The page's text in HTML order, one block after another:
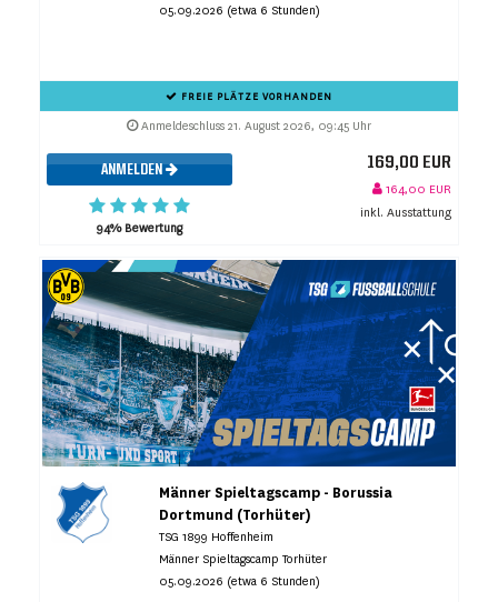
05.09.2026 (etwa 6 Stunden)
FREIE PLÄTZE VORHANDEN
Anmeldeschluss 21. August 2026, 09:45 Uhr
ANMELDEN
94% Bewertung
169,00 EUR
164,00 EUR
inkl. Ausstattung
Männer Spieltagscamp - Borussia
Dortmund (Torhüter)
TSG 1899 Hoffenheim
Männer Spieltagscamp Torhüter
05.09.2026 (etwa 6 Stunden)